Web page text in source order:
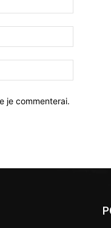
:*
:*
:
je commenterai.